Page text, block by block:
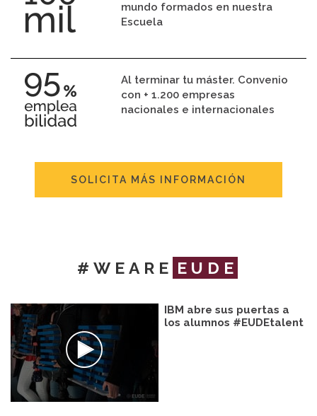
mundo formados en nuestra
Escuela
Al terminar tu máster. Convenio
con + 1.200 empresas
nacionales e internacionales
SOLICITA MÁS INFORMACIÓN
#WEARE EUDE
IBM abre sus puertas a
los alumnos #EUDEtalent